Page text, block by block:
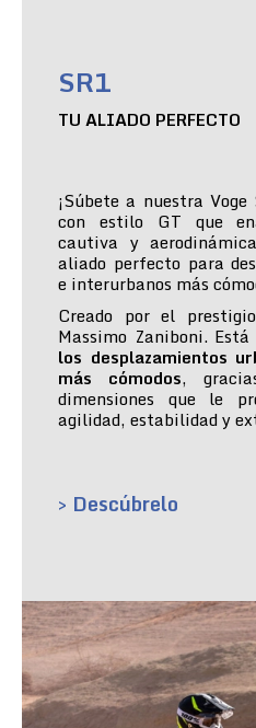
SR1
TU ALIADO PERFECTO
¡Súbete a nuestra
con estilo GT que
cautiva y
aliado perfecto para
e interurbanos más
Creado por el
Massimo Zaniboni.
los desplazamientos
más cómodos,
dimensiones que le
agilidad, estabilidad y
> Descúbrelo